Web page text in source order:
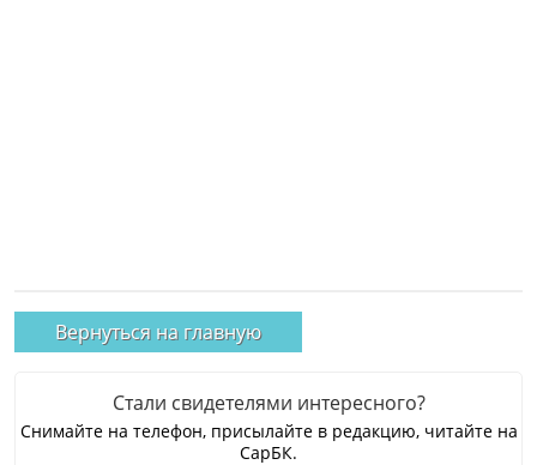
Вернуться на главную
Стали свидетелями интересного?
Снимайте на телефон, присылайте в редакцию, читайте на
СарБК.